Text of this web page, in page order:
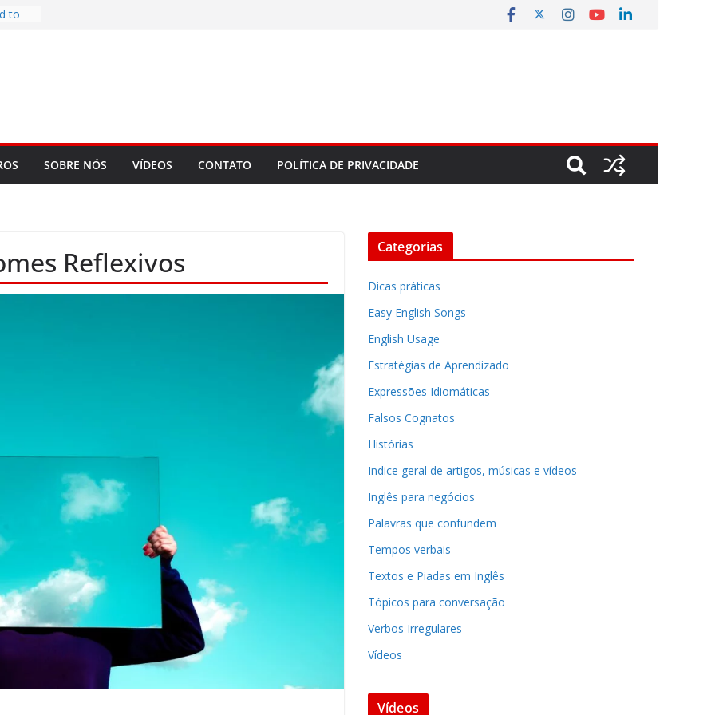
to
SOBRE NÓS VÍDEOS CONTATO POLÍTICA DE PRIVACIDADE
Reflexivos Categorias
Dicas práticas
Easy English Songs
English Usage
Estratégias de Aprendizado
Expressões Idiomáticas
Falsos Cognatos
Histórias
Indice geral de artigos, músicas e vídeos
Inglês para negócios
Palavras que confundem
Tempos verbais
Textos e Piadas em Inglês
Tópicos para conversação
Verbos Irregulares
Vídeos
Vídeos